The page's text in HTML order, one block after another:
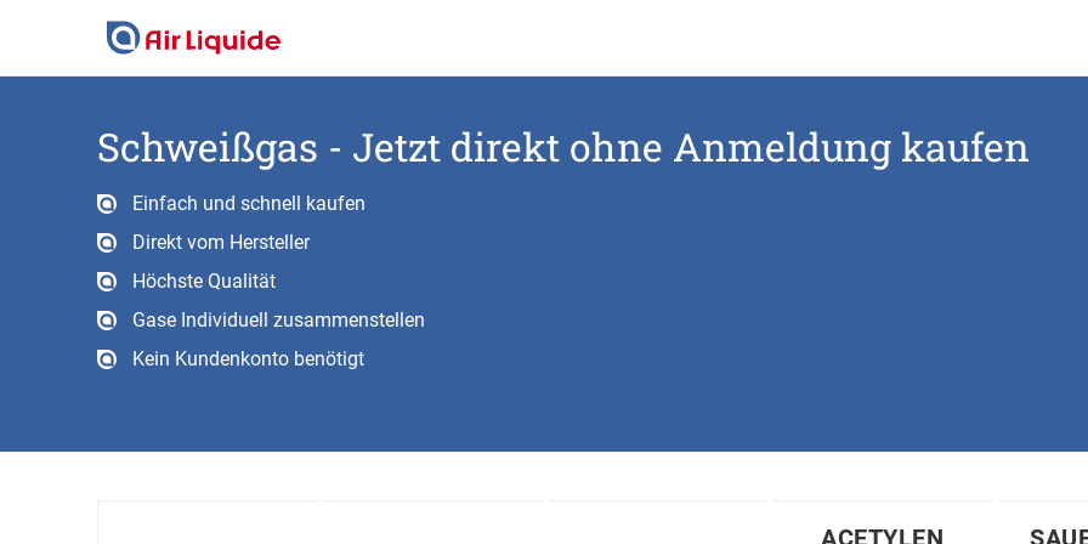
main
Schweißgas - Jetzt direkt ohne Anmeldung kaufen
Einfach und schnell kaufen
Direkt vom Hersteller
Höchste Qualität
Gase Individuell zusammenstellen
Kein Kundenkonto benötigt
ACETYLEN